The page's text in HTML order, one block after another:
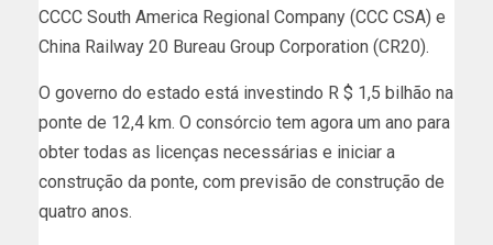
CCCC South America Regional Company (CCC CSA) e
China Railway 20 Bureau Group Corporation (CR20).
O governo do estado está investindo R $ 1,5 bilhão na
ponte de 12,4 km. O consórcio tem agora um ano para
obter todas as licenças necessárias e iniciar a
construção da ponte, com previsão de construção de
quatro anos.